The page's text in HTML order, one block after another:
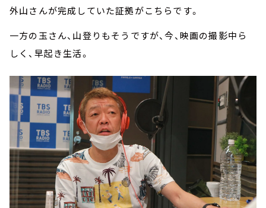
外山さんが完成していた証拠がこちらです。
一方の玉さん、山登りもそうですが、今、映画の撮影中ら
しく、早起き生活。